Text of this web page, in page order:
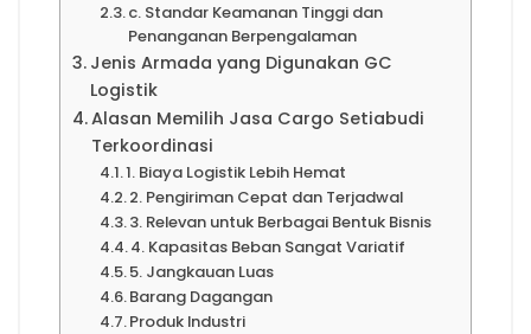
c. Standar Keamanan Tinggi dan
Penanganan Berpengalaman
Jenis Armada yang Digunakan GC
Logistik
Alasan Memilih Jasa Cargo Setiabudi
Terkoordinasi
1. Biaya Logistik Lebih Hemat
2. Pengiriman Cepat dan Terjadwal
3. Relevan untuk Berbagai Bentuk Bisnis
4. Kapasitas Beban Sangat Variatif
5. Jangkauan Luas
Barang Dagangan
Produk Industri